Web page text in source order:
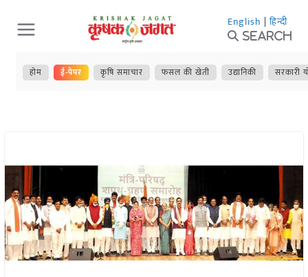
Skip
to
content
English | हिन्दी
Search
होम ई-पेपर कृषि समाचार फसल की खेती उद्यानिकी सरकारी